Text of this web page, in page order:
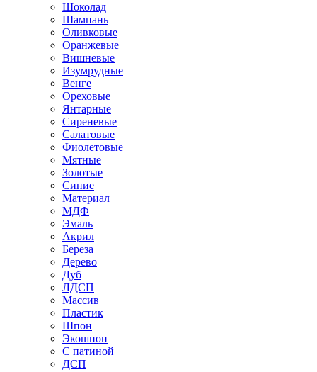
Шоколад
Шампань
Оливковые
Оранжевые
Вишневые
Изумрудные
Венге
Ореховые
Янтарные
Сиреневые
Салатовые
Фиолетовые
Мятные
Золотые
Синие
Материал
МДФ
Эмаль
Акрил
Береза
Дерево
Дуб
ЛДСП
Массив
Пластик
Шпон
Экошпон
С патиной
ДСП